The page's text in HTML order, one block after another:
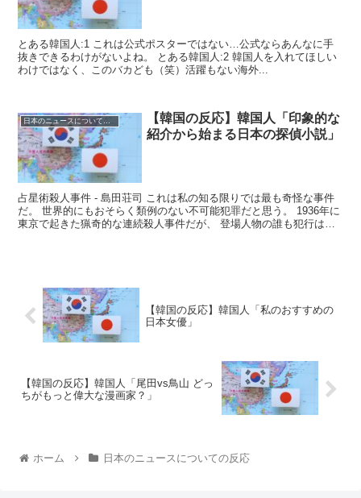
とある韓国人:1 これは公式ポスターではない…公式ならあんなに手
抜きできるわけがないよね。 とある韓国人:2 韓国人を入れてほしい
わけではなく、このバカども（笑）活躍もない海外...
日本のニュースについての反応
【韓国の反応】韓国人「印象的な
紹介から始まる日本の探偵小説」
占星術殺人事件 - 島田荘司 これは私の知る限りでは最も奇怪な事件
だ。 世界的にもおそらく類例のない不可能犯罪だと思う。 1936年に
東京で起きた猟奇的な連続殺人事件だが、 登場人物の誰も犯行は不
【韓国の反応】韓国人「私のおすすめの
日本女優」
【韓国の反応】韓国人「尾田vs鳥山 どっ
ちがもっと偉大な漫画家？」
ホーム 日本のニュースについての反応